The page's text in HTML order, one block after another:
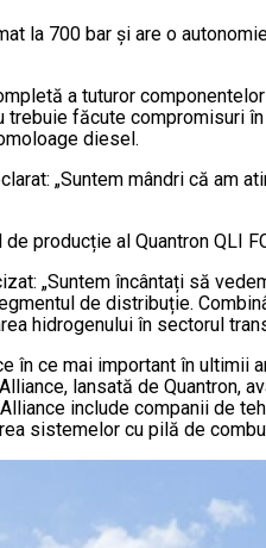
la 700 bar și are o
a tuturor
trebuie făcute
diesel.
„Suntem mândri că
producție al Quantron QLI
„Suntem încântați să
de distribuție.
hidrogenului în sectorul
în ce mai important în
lansată de
include companii de
sistemelor cu pilă de